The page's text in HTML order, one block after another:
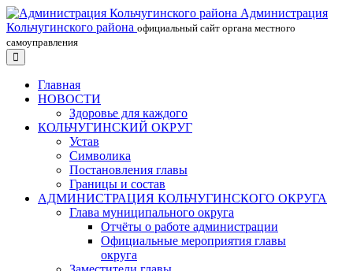
Администрация
Кольчугинского района официальный сайт органа местного
самоуправления
Главная
НОВОСТИ
Здоровье для каждого
КОЛЬЧУГИНСКИЙ ОКРУГ
Устав
Символика
Постановления главы
Границы и состав
АДМИНИСТРАЦИЯ КОЛЬЧУГИНСКОГО ОКРУГА
Глава муниципального округа
Отчёты о работе администрации
Официальные мероприятия главы
округа